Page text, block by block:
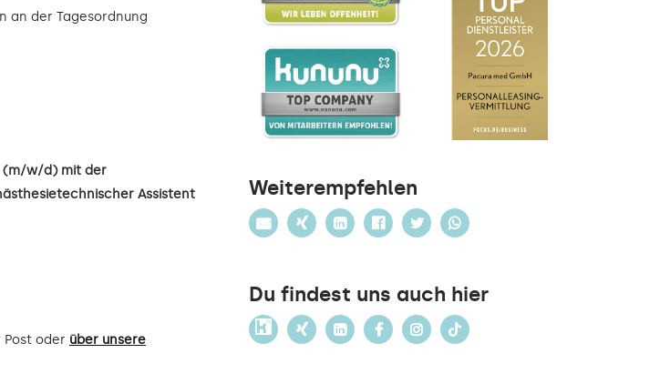
an der Tagesordnung
(m/w/d) mit der
Assistent
oder über unsere
Weiterempfehlen
Du findest uns auch hier